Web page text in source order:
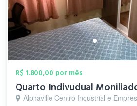
R$ 1.800,00 por mês
Quarto Indivudual
Alphaville Centro Industrial e Empresarial/